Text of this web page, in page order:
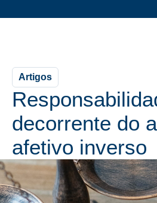
Artigos
decorrente do
afetivo inverso